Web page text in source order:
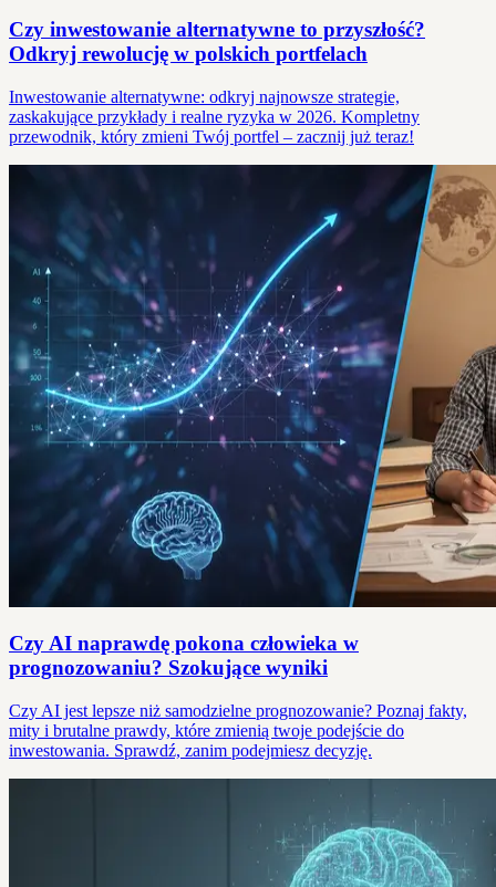
Czy inwestowanie alternatywne to przyszłość?
Odkryj rewolucję w polskich portfelach
Inwestowanie alternatywne: odkryj najnowsze strategie,
zaskakujące przykłady i realne ryzyka w 2026. Kompletny
przewodnik, który zmieni Twój portfel – zacznij już teraz!
Czy AI naprawdę pokona człowieka w
prognozowaniu? Szokujące wyniki
Czy AI jest lepsze niż samodzielne prognozowanie? Poznaj fakty,
mity i brutalne prawdy, które zmienią twoje podejście do
inwestowania. Sprawdź, zanim podejmiesz decyzję.